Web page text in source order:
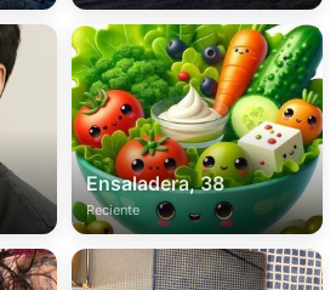
Ensaladera, 38
Reciente